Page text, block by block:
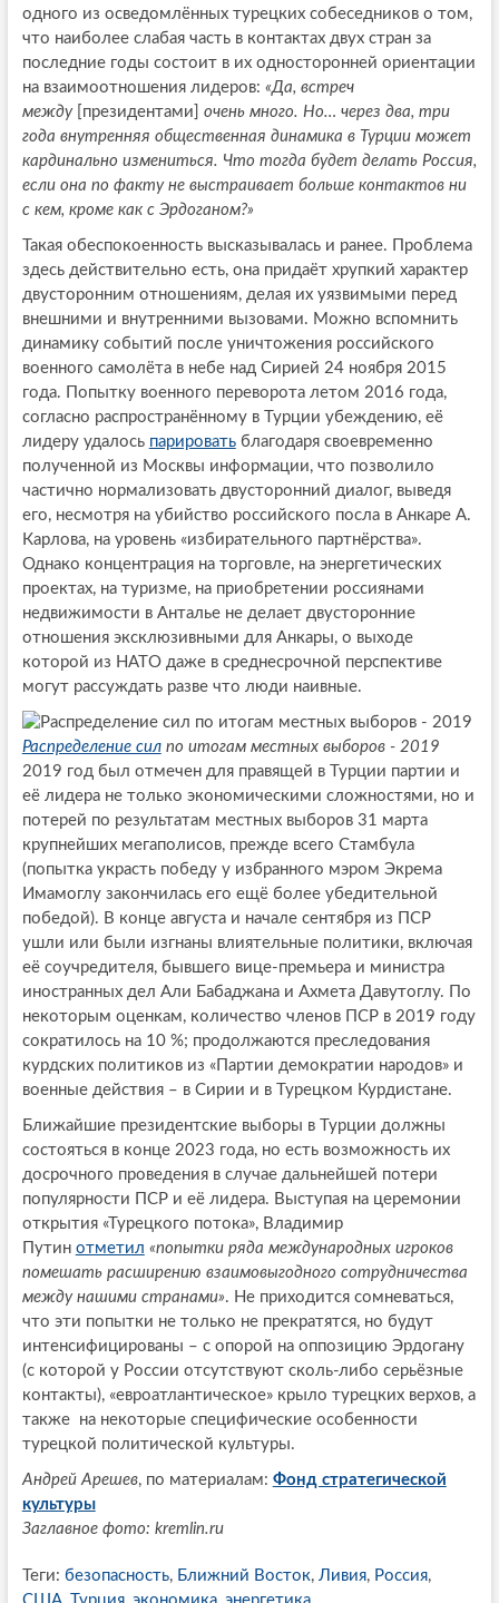
одного из осведомлённых турецких собеседников о том,
что наиболее слабая часть в контактах двух стран за
последние годы состоит в их односторонней ориентации
на взаимоотношения лидеров: «Да, встреч
между [президентами]
очень много. Но… через два, три
года внутренняя общественная динамика в Турции может
кардинально измениться. Что тогда будет делать Россия,
если она по факту не выстраивает больше контактов ни
с кем, кроме как с Эрдоганом?»
Такая обеспокоенность высказывалась и ранее. Проблема
здесь действительно есть, она придаёт хрупкий характер
двусторонним отношениям, делая их уязвимыми перед
внешними и внутренними вызовами. Можно вспомнить
динамику событий после уничтожения российского
военного самолёта в небе над Сирией 24 ноября 2015
года. Попытку военного переворота летом 2016 года,
согласно распространённому в Турции убеждению, её
лидеру удалось парироватьблагодаря своевременно
полученной из Москвы информации, что позволило
частично нормализовать двусторонний диалог, выведя
его, несмотря на убийство российского посла в Анкаре А.
Карлова, на уровень «избирательного партнёрства».
Однако концентрация на торговле, на энергетических
проектах, на туризме, на приобретении россиянами
недвижимости в Анталье не делает двусторонние
отношения эксклюзивными для Анкары, о выходе
которой из НАТО даже в среднесрочной перспективе
могут рассуждать разве что люди наивные.
Распределение силпо итогам местных выборов - 2019
2019 год был отмечен для правящей в Турции партии и
её лидера не только экономическими сложностями, но и
потерей по результатам местных выборов 31 марта
крупнейших мегаполисов, прежде всего Стамбула
(попытка украсть победу у избранного мэром Экрема
Имамоглу закончилась его ещё более убедительной
победой). В конце августа и начале сентября из ПСР
ушли или были изгнаны влиятельные политики, включая
её соучредителя, бывшего вице-премьера и министра
иностранных дел Али Бабаджана и Ахмета Давутоглу. По
некоторым оценкам, количество членов ПСР в 2019 году
сократилось на 10 %; продолжаются преследования
курдских политиков из «Партии демократии народов» и
военные действия – в Сирии и в Турецком Курдистане.
Ближайшие президентские выборы в Турции должны
состояться в конце 2023 года, но есть возможность их
досрочного проведения в случае дальнейшей потери
популярности ПСР и её лидера. Выступая на церемонии
открытия «Турецкого потока», Владимир
Путин отметил «попытки ряда международных игроков
помешать расширению взаимовыгодного сотрудничества
между нашими странами». Не приходится сомневаться,
что эти попытки не только не прекратятся, но будут
интенсифицированы – с опорой на оппозицию Эрдогану
(с которой у России отсутствуют сколь-либо серьёзные
контакты), «евроатлантическое» крыло турецких верхов, а
также на некоторые специфические особенности
турецкой политической культуры.
Андрей Арешев, по материалам: Фонд стратегической
культуры
Заглавное фото: kremlin.ru
Теги: безопасность, Ближний Восток, Ливия, Россия,